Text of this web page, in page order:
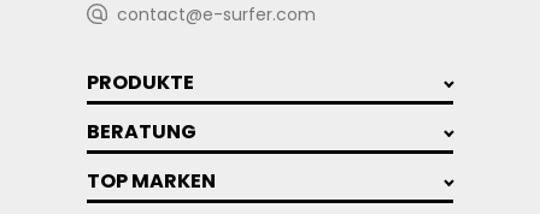
contact@e-surfer.com
PRODUKTE
BERATUNG
TOP MARKEN